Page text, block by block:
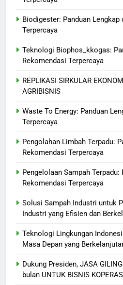
Biodigester: Panduan Lengkap
Terpercaya
Teknologi Biophos_kkogas:
Rekomendasi Terpercaya
REPLIKASI SIRKULAR
AGRIBISNIS
Waste To Energy: Panduan
Terpercaya
Pengolahan Limbah Terpadu:
Rekomendasi Terpercaya
Pengelolaan Sampah Terpadu:
Rekomendasi Terpercaya
Solusi Sampah Industri untuk
Industri yang Efisien dan
Teknologi Lingkungan
Masa Depan yang
Dukung Presiden, JASA
bulan UNTUK BISNIS